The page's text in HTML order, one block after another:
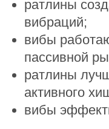
ратлины
вибраций;
вибы
пассивной
ратлины
активного
вибы